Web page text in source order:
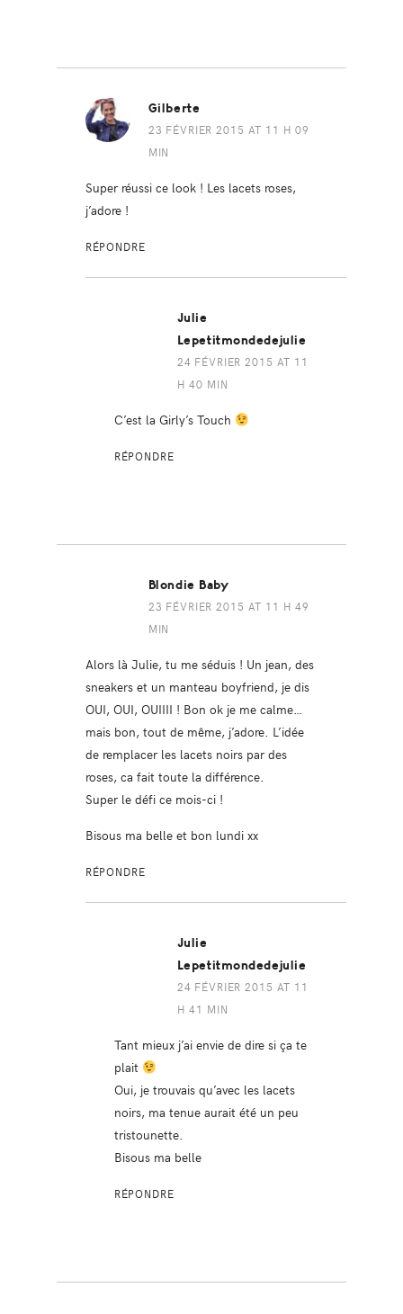
Gilberte
23 FÉVRIER 2015 AT 11 H 09
MIN
Super réussi ce look ! Les lacets roses,
j’adore !
RÉPONDRE
Julie
Lepetitmondedejulie
24 FÉVRIER 2015 AT 11
H 40 MIN
C’est la Girly’s Touch
RÉPONDRE
Blondie Baby
23 FÉVRIER 2015 AT 11 H 49
MIN
Alors là Julie, tu me séduis ! Un jean, des
sneakers et un manteau boyfriend, je dis
OUI, OUI, OUIIII ! Bon ok je me calme…
mais bon, tout de même, j’adore. L’idée
de remplacer les lacets noirs par des
roses, ca fait toute la différence.
Super le défi ce mois-ci !
Bisous ma belle et bon lundi xx
RÉPONDRE
Julie
Lepetitmondedejulie
24 FÉVRIER 2015 AT 11
H 41 MIN
Tant mieux j’ai envie de dire si ça te
plait
Oui, je trouvais qu’avec les lacets
noirs, ma tenue aurait été un peu
tristounette.
Bisous ma belle
RÉPONDRE